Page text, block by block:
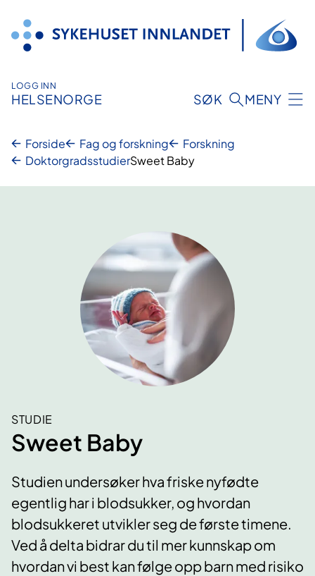
innhold
LOGG INN
HELSENORGE SØK MENY
Forside Fag og forskning
Forskning
DoktorgradsstudierSweet Baby
STUDIE
Sweet Baby
Studien undersøker hva friske nyfødte
egentlig har i blodsukker, og hvordan
blodsukkeret utvikler seg de første timene.
Ved å delta bidrar du til mer kunnskap om
hvordan vi best kan følge opp barn med risiko